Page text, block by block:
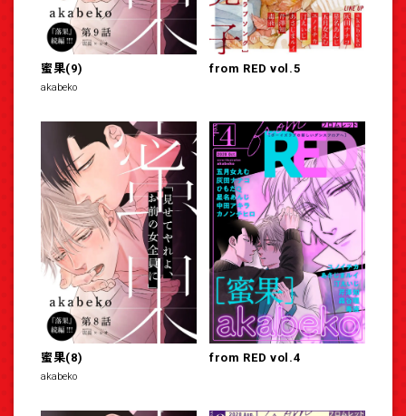
蜜果(9)
akabeko
from RED vol.5
蜜果(8)
akabeko
from RED vol.4